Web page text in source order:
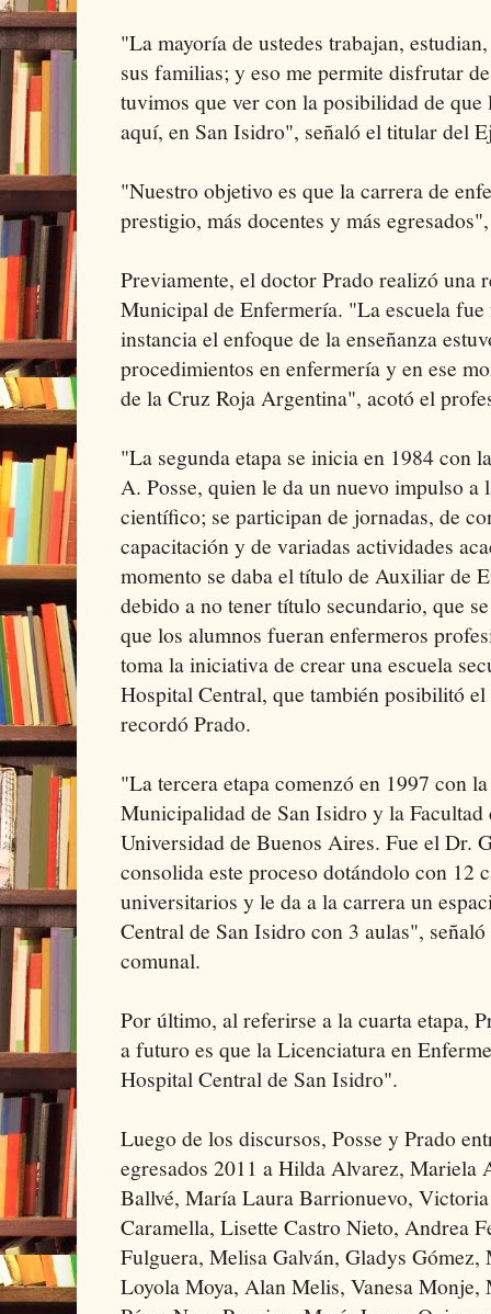
"La mayoría de ustedes trabajan,
sus familias; y eso me permite disfrutar
tuvimos que ver con la posibilidad de que
aquí, en San Isidro", señaló el titular del
"Nuestro objetivo es que la carrera de
prestigio, más docentes y más
Previamente, el doctor Prado realizó una
Municipal de Enfermería. "La escuela fue
instancia el enfoque de la enseñanza
procedimientos en enfermería y en ese
de la Cruz Roja Argentina", acotó el
"La segunda etapa se inicia en 1984 con
A. Posse, quien le da un nuevo impulso a
científico; se participan de jornadas, de
capacitación y de variadas actividades
momento se daba el título de Auxiliar de
debido a no tener título secundario, que
que los alumnos fueran enfermeros
toma la iniciativa de crear una escuela
Hospital Central, que también posibilitó
recordó Prado.
"La tercera etapa comenzó en 1997 con
Municipalidad de San Isidro y la
Universidad de Buenos Aires. Fue el Dr.
consolida este proceso dotándolo con 12
universitarios y le da a la carrera un
Central de San Isidro con 3 aulas",
comunal.
Por último, al referirse a la cuarta etapa,
a futuro es que la Licenciatura en
Hospital Central de San Isidro".
Luego de los discursos, Posse y Prado
egresados 2011 a Hilda Alvarez,
Ballvé, María Laura Barrionuevo,
Caramella, Lisette Castro Nieto, Andrea
Fulguera, Melisa Galván, Gladys
Loyola Moya, Alan Melis, Vanesa Monje,